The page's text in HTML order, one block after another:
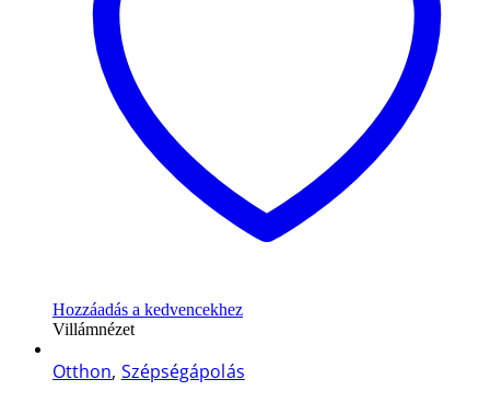
Hozzáadás a kedvencekhez
Villámnézet
Otthon, Szépségápolás